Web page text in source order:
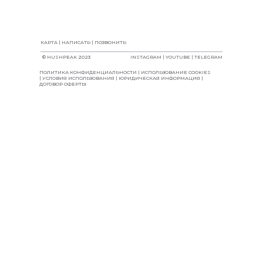
ПОЛИТИКА КОНФИДЕНЦИАЛЬНОСТИ | ИСПОЛЬЗОВАНИЕ COOKIES
| УСЛОВИЯ ИСПОЛЬЗОВАНИЯ | ЮРИДИЧЕСКАЯ ИНФОРМАЦИЯ |
ДОГОВОР ОФЕРТЫ
© HUSHPEAK 2023
КАРТА | НАПИСАТЬ | ПОЗВОНИТЬ
INSTAGRAM | YOUTUBE | TELEGRAM